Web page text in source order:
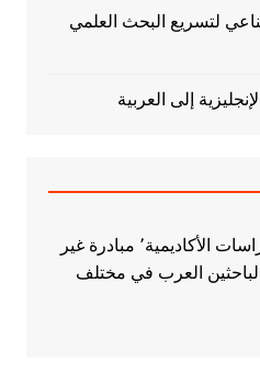
لتسريع البحث العلمي
إلى العربية
قاعدة مذرات التخرج والدراسات الأكاديمية٬ مبادرة غير
العرب في مختلف